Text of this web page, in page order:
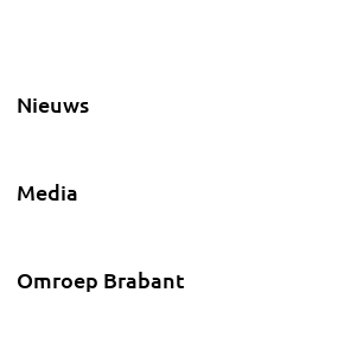
Nieuws
Media
Omroep Brabant